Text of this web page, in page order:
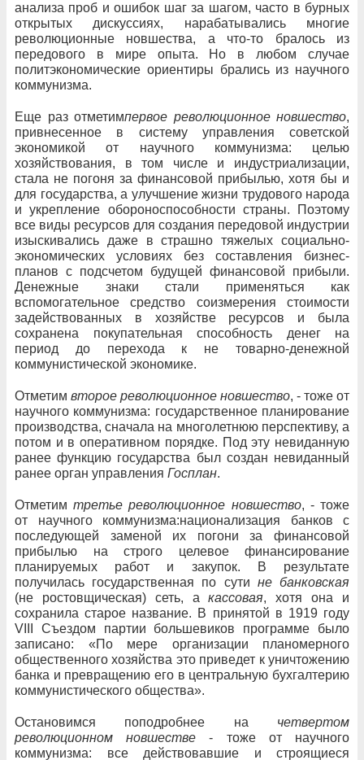
анализа проб и ошибок шаг за шагом, часто в бурных
открытых дискуссиях, нарабатывались многие
революционные новшества, а что-то бралось из
передового в мире опыта. Но в любом случае
политэкономические ориентиры брались из научного
коммунизма.
Еще раз отметимпервое революционное новшество,
привнесенное в систему управления советской
экономикой от научного коммунизма: целью
хозяйствования, в том числе и индустриализации,
стала не погоня за финансовой прибылью, хотя бы и
для государства, а улучшение жизни трудового народа
и укрепление обороноспособности страны. Поэтому
все виды ресурсов для создания передовой индустрии
изыскивались даже в страшно тяжелых социально-
экономических условиях без составления бизнес-
планов с подсчетом будущей финансовой прибыли.
Денежные знаки стали применяться как
вспомогательное средство соизмерения стоимости
задействованных в хозяйстве ресурсов и была
сохранена покупательная способность денег на
период до перехода к не товарно-денежной
коммунистической экономике.
Отметим второе революционное новшество, - тоже от
научного коммунизма: государственное планирование
производства, сначала на многолетнюю перспективу, а
потом и в оперативном порядке. Под эту невиданную
ранее функцию государства был создан невиданный
ранее орган управления Госплан.
Отметимтретье революционное новшество, - тоже
от научного коммунизма:национализация банков с
последующей заменой их погони за финансовой
прибылью на строго целевое финансирование
планируемых работ и закупок. В результате
получилась государственная по сути не банковская
(не ростовщическая) сеть, акассовая, хотя она и
сохранила старое название. В принятой в 1919 году
VIII Съездом партии большевиков программе было
записано: «По мере организации планомерного
общественного хозяйства это приведет к уничтожению
банка и превращению его в центральную бухгалтерию
коммунистического общества».
Остановимся поподробнее на четвертом
революционном новшестве - тоже от научного
коммунизма: все действовавшие и строящиеся